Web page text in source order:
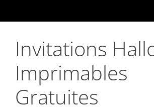
Invitations
Imprimables
Gratuites